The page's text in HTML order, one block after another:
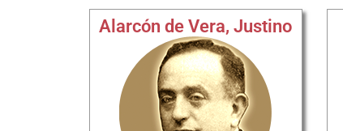
Alarcón de Vera, Justino